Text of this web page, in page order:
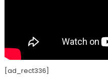
[ad_rect336]